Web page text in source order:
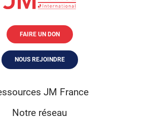
FAIRE UN DON
NOUS REJOINDRE
JM France
Notre réseau